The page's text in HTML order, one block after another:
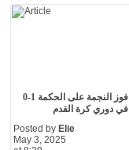
فوز النجمة على الحكمة 1-0
في دوري كرة القدم
Posted by Elie
May 3, 2025